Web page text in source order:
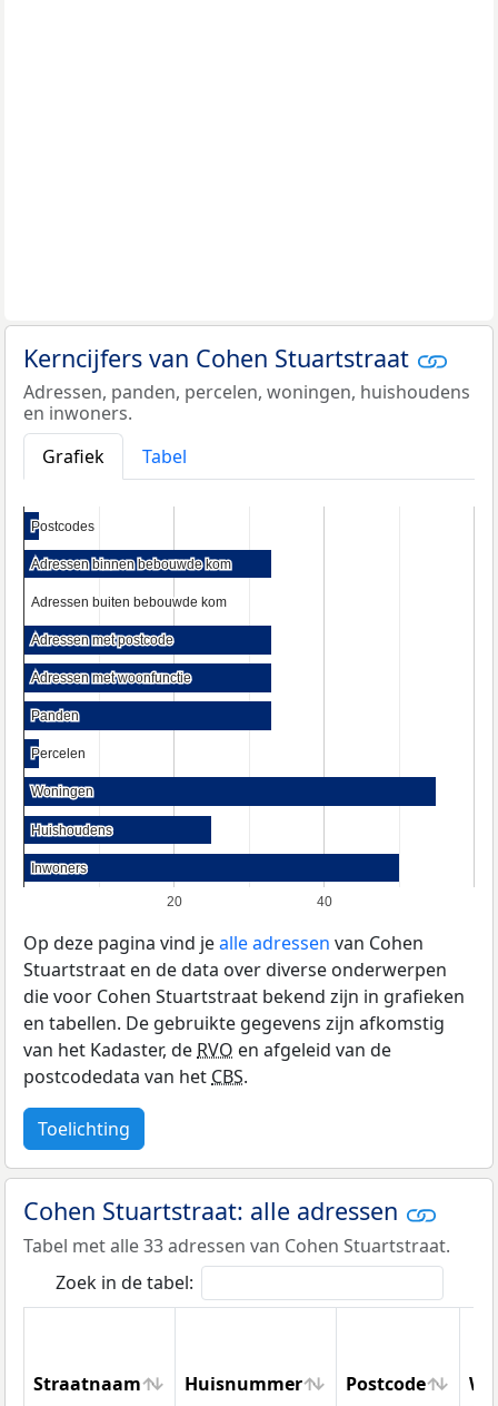
Kerncijfers van Cohen Stuartstraat
Adressen, panden, percelen, woningen, huishoudens
en inwoners.
Grafiek
Tabel
20 40
Postcodes
Postcodes
Adressen binnen bebouwde kom
Adressen binnen bebouwde kom
Adressen buiten bebouwde kom
Adressen buiten bebouwde kom
Adressen met postcode
Adressen met postcode
Adressen met woonfunctie
Adressen met woonfunctie
Panden
Panden
Percelen
Percelen
Woningen
Woningen
Huishoudens
Huishoudens
Inwoners
Inwoners
Op deze pagina vind jealle adressen van Cohen
Stuartstraat en de data over diverse onderwerpen
die voor Cohen Stuartstraat bekend zijn in grafieken
en tabellen. De gebruikte gegevens zijn afkomstig
van het Kadaster, deRVO en afgeleid van de
postcodedata van hetCBS.
Toelichting
Cohen Stuartstraat: alle adressen
Tabel met alle 33 adressen van Cohen Stuartstraat.
Zoek in de tabel:
Straatnaam Huisnummer Postcode